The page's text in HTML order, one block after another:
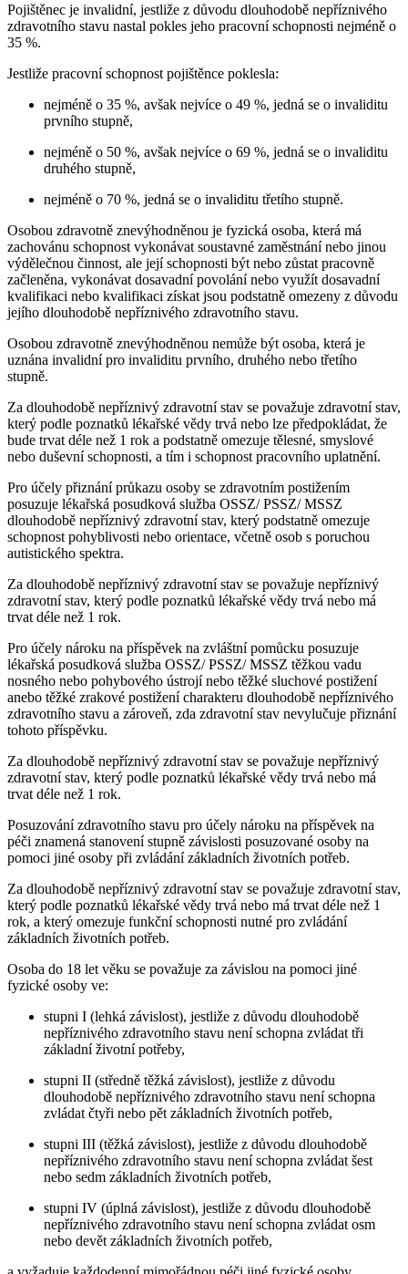
Pojištěnec je invalidní, jestliže z důvodu dlouhodobě nepříznivého
zdravotního stavu nastal pokles jeho pracovní schopnosti nejméně o
35 %.
Jestliže pracovní schopnost pojištěnce poklesla:
nejméně o 35 %, avšak nejvíce o 49 %, jedná se o invaliditu
prvního stupně,
nejméně o 50 %, avšak nejvíce o 69 %, jedná se o invaliditu
druhého stupně,
nejméně o 70 %, jedná se o invaliditu třetího stupně.
Osobou zdravotně znevýhodněnou je fyzická osoba, která má
zachovánu schopnost vykonávat soustavné zaměstnání nebo jinou
výdělečnou činnost, ale její schopnosti být nebo zůstat pracovně
začleněna, vykonávat dosavadní povolání nebo využít dosavadní
kvalifikaci nebo kvalifikaci získat jsou podstatně omezeny z důvodu
jejího dlouhodobě nepříznivého zdravotního stavu.
Osobou zdravotně znevýhodněnou nemůže být osoba, která je
uznána invalidní pro invaliditu prvního, druhého nebo třetího
stupně.
Za dlouhodobě nepříznivý zdravotní stav se považuje zdravotní stav,
který podle poznatků lékařské vědy trvá nebo lze předpokládat, že
bude trvat déle než 1 rok a podstatně omezuje tělesné, smyslové
nebo duševní schopnosti, a tím i schopnost pracovního uplatnění.
Pro účely přiznání průkazu osoby se zdravotním postižením
posuzuje lékařská posudková služba OSSZ/ PSSZ/ MSSZ
dlouhodobě nepříznivý zdravotní stav, který podstatně omezuje
schopnost pohyblivosti nebo orientace, včetně osob s poruchou
autistického spektra.
Za dlouhodobě nepříznivý zdravotní stav se považuje nepříznivý
zdravotní stav, který podle poznatků lékařské vědy trvá nebo má
trvat déle než 1 rok.
Pro účely nároku na příspěvek na zvláštní pomůcku posuzuje
lékařská posudková služba OSSZ/ PSSZ/ MSSZ těžkou vadu
nosného nebo pohybového ústrojí nebo těžké sluchové postižení
anebo těžké zrakové postižení charakteru dlouhodobě nepříznivého
zdravotního stavu a zároveň, zda zdravotní stav nevylučuje přiznání
tohoto příspěvku.
Za dlouhodobě nepříznivý zdravotní stav se považuje nepříznivý
zdravotní stav, který podle poznatků lékařské vědy trvá nebo má
trvat déle než 1 rok.
Posuzování zdravotního stavu pro účely nároku na příspěvek na
péči znamená stanovení stupně závislosti posuzované osoby na
pomoci jiné osoby při zvládání základních životních potřeb.
Za dlouhodobě nepříznivý zdravotní stav se považuje zdravotní stav,
který podle poznatků lékařské vědy trvá nebo má trvat déle než 1
rok, a který omezuje funkční schopnosti nutné pro zvládání
základních životních potřeb.
Osoba do 18 let věku se považuje za závislou na pomoci jiné
fyzické osoby ve:
stupni I (lehká závislost), jestliže z důvodu dlouhodobě
nepříznivého zdravotního stavu není schopna zvládat tři
základní životní potřeby,
stupni II (středně těžká závislost), jestliže z důvodu
dlouhodobě nepříznivého zdravotního stavu není schopna
zvládat čtyři nebo pět základních životních potřeb,
stupni III (těžká závislost), jestliže z důvodu dlouhodobě
nepříznivého zdravotního stavu není schopna zvládat šest
nebo sedm základních životních potřeb,
stupni IV (úplná závislost), jestliže z důvodu dlouhodobě
nepříznivého zdravotního stavu není schopna zvládat osm
nebo devět základních životních potřeb,